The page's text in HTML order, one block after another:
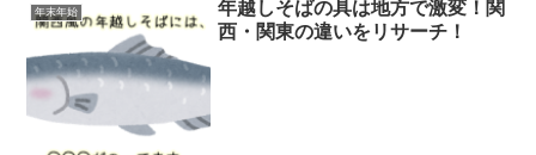
年末年始
年越しそばの具は地方で激変！関
西・関東の違いをリサーチ！